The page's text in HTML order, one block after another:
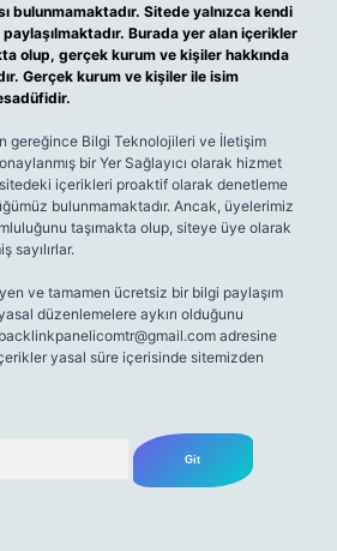
bulunmamaktadır. Sitede yalnızca kendi
paylaşılmaktadır. Burada yer alan içerikler
olup, gerçek kurum ve kişiler hakkında
Gerçek kurum ve kişiler ile isim
gereğince Bilgi Teknolojileri ve İletişim
bir Yer Sağlayıcı olarak hizmet
içerikleri proaktif olarak denetleme
bulunmamaktadır. Ancak, üyelerimiz
taşımakta olup, siteye üye olarak
sayılırlar.
ve tamamen ücretsiz bir bilgi paylaşım
düzenlemelere aykırı olduğunu
backlinkpanelicomtr@gmail.com adresine
yasal süre içerisinde sitemizden